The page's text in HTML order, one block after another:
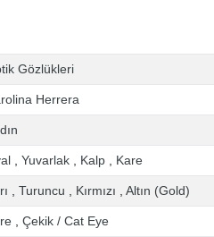
Gözlükleri
Herrera
Yuvarlak Kalp Kare
Turuncu Kırmızı Altın (Gold)
Çekik / Cat Eye